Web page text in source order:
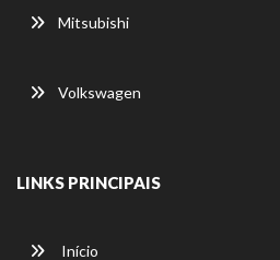
Mitsubishi
Volkswagen
LINKS PRINCIPAIS
Início